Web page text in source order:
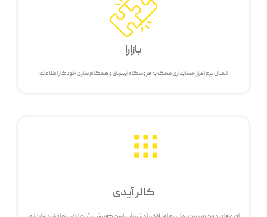
بازارا
اتصال نرم افزار حسابداری محک به فروشگاه اینترنتی و همگام سازی خودکار اطلاعات
کالر آیدی